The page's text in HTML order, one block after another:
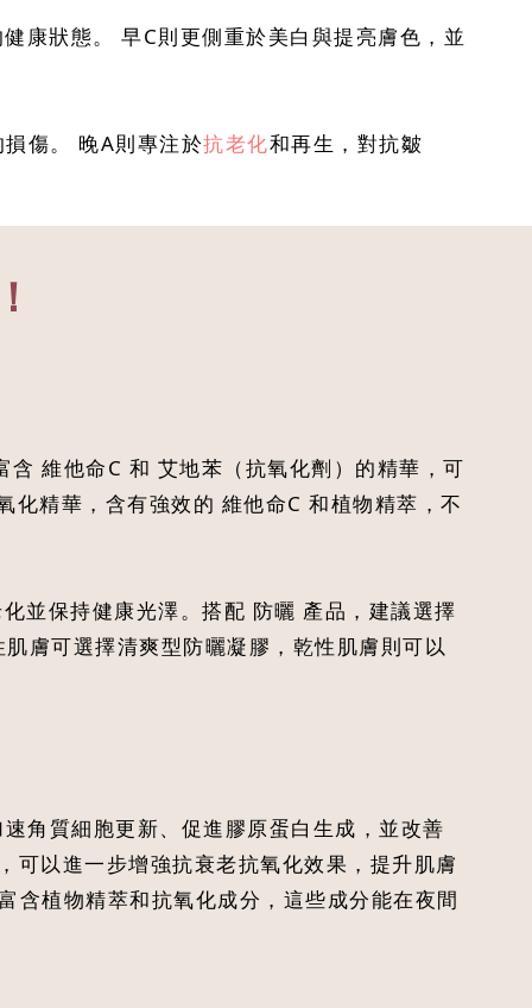
康狀態。 早C則更側重於美白與提亮膚色，並
傷。 晚A則專注於抗老化和再生，對抗皺
維他命C 和 艾地苯（抗氧化劑）的精華，可
精華，含有強效的 維他命C 和植物精萃，不
並保持健康光澤。搭配 防曬 產品，建議選擇
膚可選擇清爽型防曬凝膠，乾性肌膚則可以
角質細胞更新、促進膠原蛋白生成，並改善
可以進一步增強抗衰老抗氧化效果，提升肌膚
含植物精萃和抗氧化成分，這些成分能在夜間